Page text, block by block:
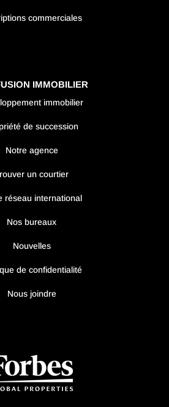
commerciales
IMMOBILIER
immobilier
de succession
Notre agence
un courtier
réseau international
Nos bureaux
Nouvelles
de confidentialité
Nous joindre